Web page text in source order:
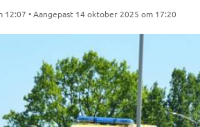
12:07 • Aangepast 14 oktober 2025 om 17:20